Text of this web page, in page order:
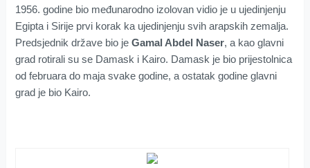
1956. godine bio međunarodno izolovan vidio je u ujedinjenju
Egipta i Sirije prvi korak ka ujedinjenju svih arapskih zemalja.
Predsjednik države bio je Gamal Abdel Naser, a kao glavni
grad rotirali su se Damask i Kairo. Damask je bio prijestolnica
od februara do maja svake godine, a ostatak godine glavni
grad je bio Kairo.